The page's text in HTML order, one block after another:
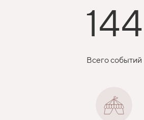
144
Всего событий